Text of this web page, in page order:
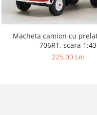
Macheta camion cu
706RT, scara 1:43
225,00 Lei